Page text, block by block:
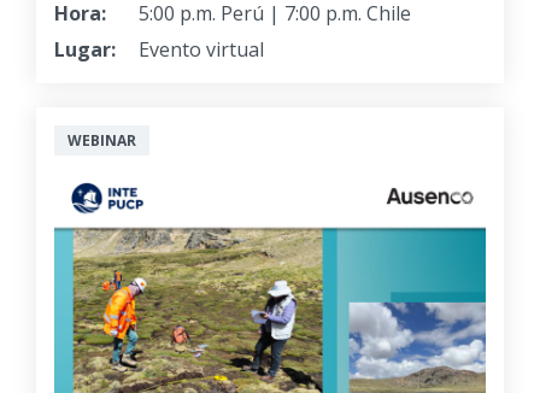
Hora:
5:00 p.m. Perú | 7:00 p.m. Chile
Lugar:
Evento virtual
WEBINAR